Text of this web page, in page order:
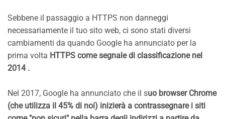
Sebbene il passaggio a HTTPS non danneggi
necessariamente il tuo sito web, ci sono stati diversi
cambiamenti da quando Google ha annunciato per la
prima volta HTTPS come segnale di classificazione nel
2014 .
Nel 2017, Google ha annunciato che il suo browser Chrome
(che utilizza il 45% di noi) inizierà a contrassegnare i siti